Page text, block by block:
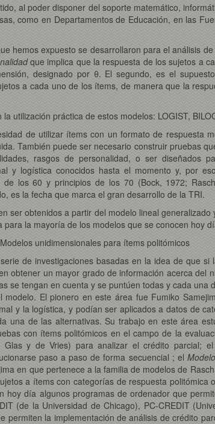
al poder disponer del soporte matemático,
como en Departamentos de Educación, en las
hemos expuesto se desarrollaron para el análisis
que implica que la respuesta de los sujetos a
designado por θ. El segundo, es el
a cada uno de los ítems, de manera que la
utilización práctica de estos modelos: LOGIST,
de utilizar ítems con un formato de respuesta
También puede ser necesario construir pruebas
rasgos de personalidad, o ser diseñados
y logística conocidos hasta el momento y, por
los 60 y principios de los 70 (Bock, 1972;
es la fecha que marca el gran desarrollo de la TRI.
ser obtenidos a partir del modelo lineal
para la mayoría de los modelos que se conocen hoy
Modelos unidimensionales para ítems politómicos
de investigaciones basadas en la idea de que
obtener un mayor grado de información acerca del
se tengan en cuenta y se puntúen todas y cada
El pionero en este área fue Fumiko
y la logística, y podían ser aplicados a datos de
una de las alternativas. Su trabajo en este área
con ítems politómicos en el campo de la
Glas y de Vries) para analizar el crédito parcial;
paso a paso de forma secuencial ; el
en que pertenece a la familia de modelos de
a ítems con categorías de respuesta
día algunos programas de ordenador que
(de la Universidad de Chicago), PC-CREDIT
la implementación de análisis de crédito